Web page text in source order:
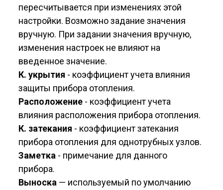
пересчитывается при изменениях этой
настройки. Возможно задание значения
вручную. При задании значения вручную,
изменения настроек не влияют на
введенное значение.
К. укрытия - коэффициент учета влияния
защиты прибора отопления.
Расположение - коэффициент учета
влияния расположения прибора отопления.
К. затекания - коэффициент затекания
прибора отопления для однотрубных узлов.
Заметка - примечание для данного
прибора.
Выноска — используемый по умолчанию